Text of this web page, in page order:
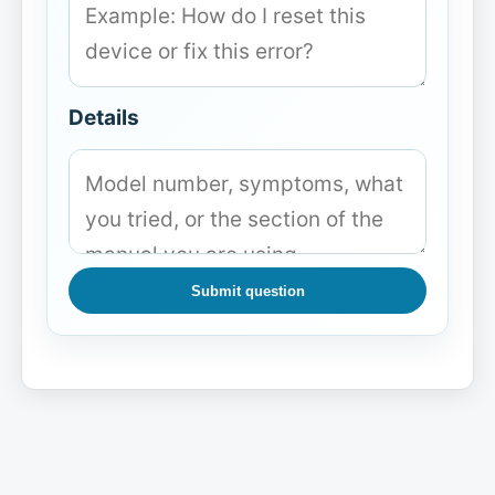
Details
Submit question